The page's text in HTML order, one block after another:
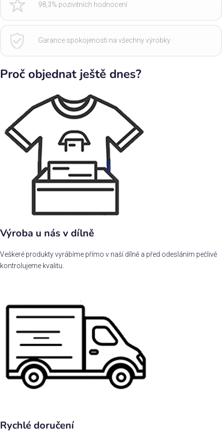
98,3% pozivitních hodnocení
Garance spokojenosti na všechny výrobky
Proč objednat ještě dnes?
Výroba u nás v dílně
Veškeré produkty vyrábíme přímo v naší dílně a před odesláním pečlivě
kontrolujeme kvalitu.
Rychlé doručení